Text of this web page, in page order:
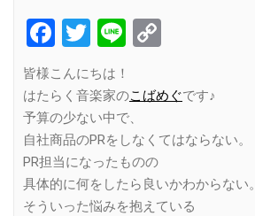
Facebook
Twitter
Line
皆様こんにちは！
はたらく音楽家のこばめぐです♪
予算の少ない中で、
自社商品のPRをしなくてはならない。
PR担当になったものの
具体的に何をしたら良いかわからない。
そういった悩みを抱えている